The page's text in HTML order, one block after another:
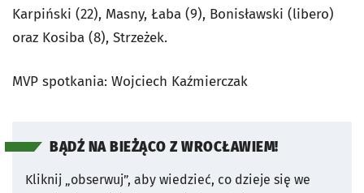
Karpiński (22), Masny, Łaba (9), Bonisławski (libero)
oraz Kosiba (8), Strzeżek.
MVP spotkania: Wojciech Kaźmierczak
BĄDŹ NA BIEŻĄCO Z WROCŁAWIEM!
Kliknij „obserwuj”, aby wiedzieć, co dzieje się we